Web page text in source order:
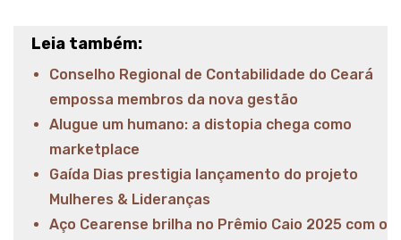
Leia também:
Conselho Regional de Contabilidade do Ceará
empossa membros da nova gestão
Alugue um humano: a distopia chega como
marketplace
Gaída Dias prestigia lançamento do projeto
Mulheres & Lideranças
Aço Cearense brilha no Prêmio Caio 2025 com o